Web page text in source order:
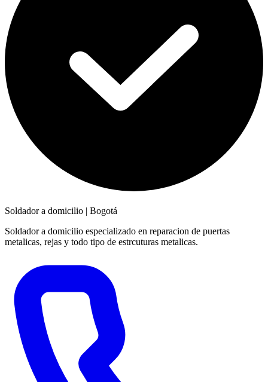
Soldador a domicilio | Bogotá
Soldador a domicilio especializado en reparacion de puertas
metalicas, rejas y todo tipo de estrcuturas metalicas.